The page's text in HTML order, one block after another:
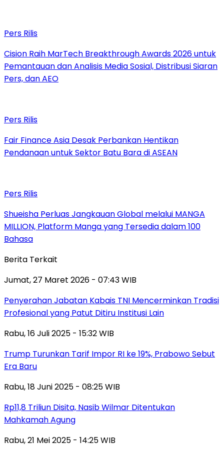
Pers Rilis
Cision Raih MarTech Breakthrough Awards 2026 untuk
Pemantauan dan Analisis Media Sosial, Distribusi Siaran
Pers, dan AEO
Pers Rilis
Fair Finance Asia Desak Perbankan Hentikan
Pendanaan untuk Sektor Batu Bara di ASEAN
Pers Rilis
Shueisha Perluas Jangkauan Global melalui MANGA
MILLION, Platform Manga yang Tersedia dalam 100
Bahasa
Berita Terkait
Jumat, 27 Maret 2026 - 07:43 WIB
Penyerahan Jabatan Kabais TNI Mencerminkan Tradisi
Profesional yang Patut Ditiru Institusi Lain
Rabu, 16 Juli 2025 - 15:32 WIB
Trump Turunkan Tarif Impor RI ke 19%, Prabowo Sebut
Era Baru
Rabu, 18 Juni 2025 - 08:25 WIB
Rp11,8 Triliun Disita, Nasib Wilmar Ditentukan
Mahkamah Agung
Rabu, 21 Mei 2025 - 14:25 WIB